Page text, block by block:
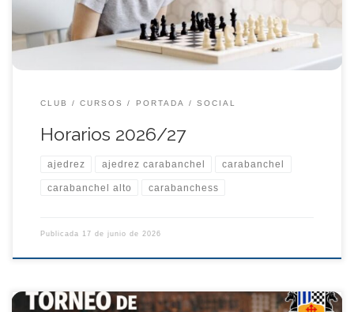
de ajedrez entre […]
CLUB CURSOS PORTADA SOCIAL
Horarios 2026/27
ajedrez ajedrez carabanchel carabanchel
carabanchel alto carabanchess
Publicada 17 de junio de 2026